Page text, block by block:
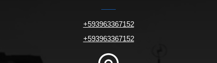
+593963367152
+593963367152